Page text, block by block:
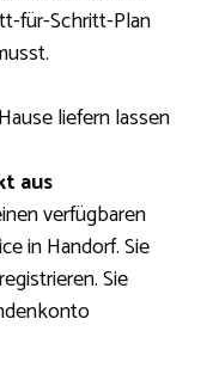
für-Schritt-Plan
liefern lassen
aus
verfügbaren
in Handorf. Sie
Sie